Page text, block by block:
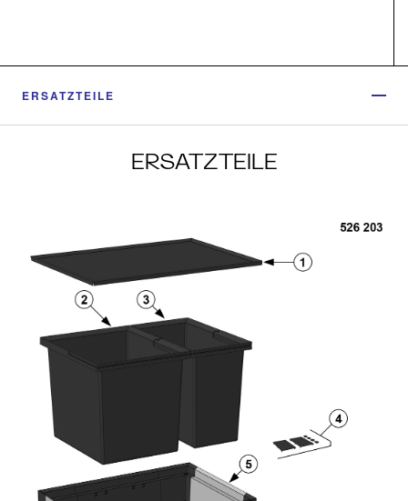
ERSATZTEILE
ERSATZTEILE